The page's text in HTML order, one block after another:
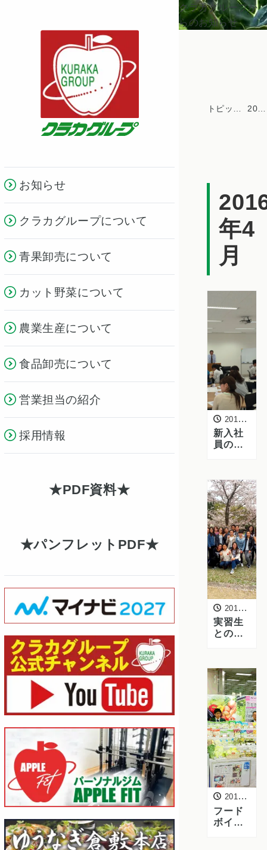
お知らせ
クラカグループについて
青果卸売について
カット野菜について
農業生産について
食品卸売について
営業担当の紹介
採用情報
PDF資料
パンフレットPDF
クラカグループか
らのお知らせ
トピックス一覧 2016年
年4
月
2016年4月27日
新入社
員の成
一歩 ー
スター
トアッ
ププロ
グラム
を開催
しまし
た
2016年4月21日
実習生
との交
花見を
行いま
した
2016年4月11日
フード
ボイス